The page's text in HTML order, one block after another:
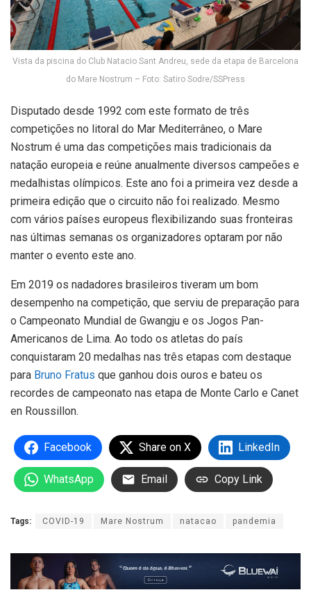
Vista da piscina do Club Natacio Sant Andreu, sede da etapa de Barcelona
do Mare Nostrum – Foto: Satiro Sodre/SSPress
Disputado desde 1992 com este formato de três
competições no litoral do Mar Mediterrâneo, o Mare
Nostrum é uma das competições mais tradicionais da
natação europeia e reúne anualmente diversos campeões e
medalhistas olímpicos. Este ano foi a primeira vez desde a
primeira edição que o circuito não foi realizado. Mesmo
com vários países europeus flexibilizando suas fronteiras
nas últimas semanas os organizadores optaram por não
manter o evento este ano.
Em 2019 os nadadores brasileiros tiveram um bom
desempenho na competição, que serviu de preparação para
o Campeonato Mundial de Gwangju e os Jogos Pan-
Americanos de Lima. Ao todo os atletas do país
conquistaram 20 medalhas nas três etapas com destaque
para Bruno Fratus que ganhou dois ouros e bateu os
recordes de campeonato nas etapa de Monte Carlo e Canet
en Roussillon.
Facebook Share on X LinkedIn
WhatsApp Email Copy Link
Tags: COVID-19 Mare Nostrum natacao pandemia